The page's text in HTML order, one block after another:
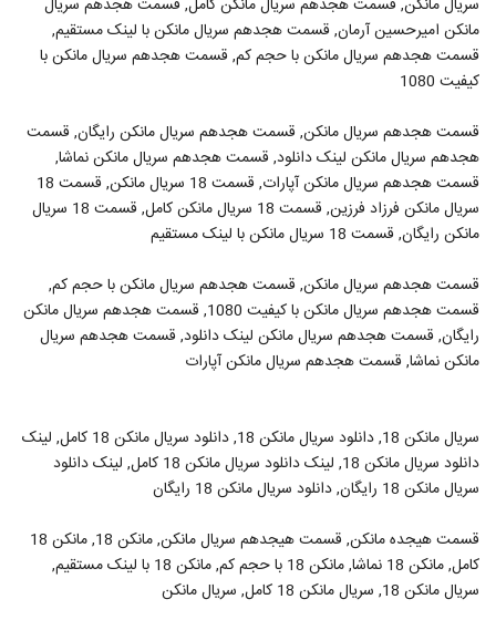
سریال مانکن, قسمت هجدهم سریال مانکن کامل, قسمت هجدهم سریال
مانکن امیرحسین آرمان, قسمت هجدهم سریال مانکن با لینک مستقیم,
قسمت هجدهم سریال مانکن با حجم کم, قسمت هجدهم سریال مانکن با
کیفیت 1080
قسمت هجدهم سریال مانکن, قسمت هجدهم سریال مانکن رایگان, قسمت
هجدهم سریال مانکن لینک دانلود, قسمت هجدهم سریال مانکن نماشا,
قسمت هجدهم سریال مانکن آپارات, قسمت 18 سریال مانکن, قسمت 18
سریال مانکن فرزاد فرزین, قسمت 18 سریال مانکن کامل, قسمت 18 سریال
مانکن رایگان, قسمت 18 سریال مانکن با لینک مستقیم
قسمت هجدهم سریال مانکن, قسمت هجدهم سریال مانکن با حجم کم,
قسمت هجدهم سریال مانکن با کیفیت 1080, قسمت هجدهم سریال مانکن
رایگان, قسمت هجدهم سریال مانکن لینک دانلود, قسمت هجدهم سریال
مانکن نماشا, قسمت هجدهم سریال مانکن آپارات
سریال مانکن 18, دانلود سریال مانکن 18, دانلود سریال مانکن 18 کامل, لینک
دانلود سریال مانکن 18, لینک دانلود سریال مانکن 18 کامل, لینک دانلود
سریال مانکن 18 رایگان, دانلود سریال مانکن 18 رایگان
قسمت هیجده مانکن, قسمت هیجدهم سریال مانکن, مانکن 18, مانکن 18
کامل, مانکن 18 نماشا, مانکن 18 با حجم کم, مانکن 18 با لینک مستقیم,
سریال مانکن 18, سریال مانکن 18 کامل, سریال مانکن